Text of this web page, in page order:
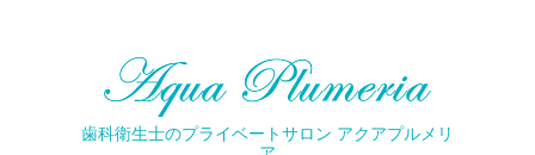
歯科衛生士のプライベートサロン アクアプルメリ